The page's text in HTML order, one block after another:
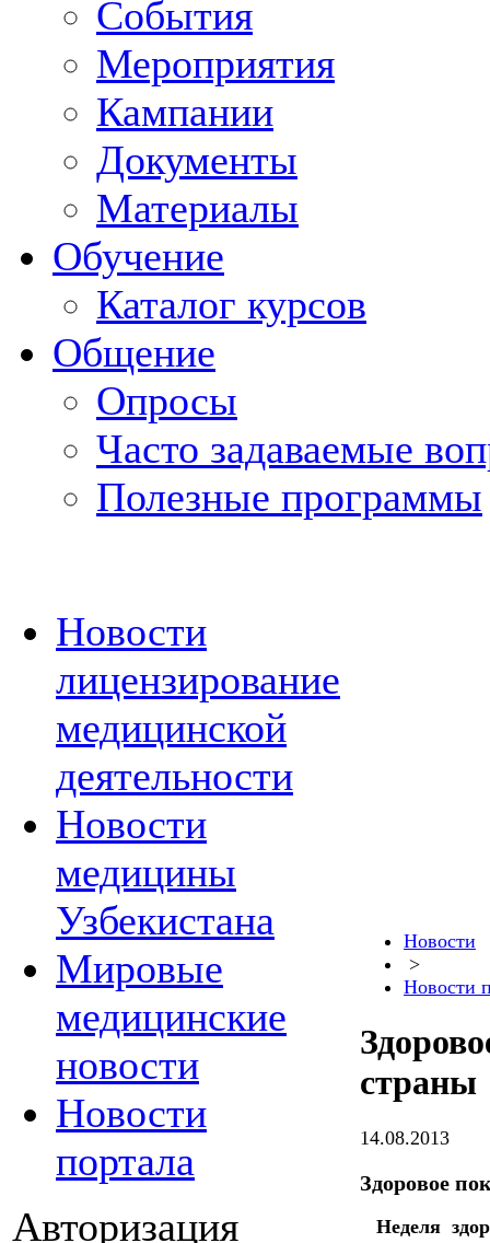
События
Мероприятия
Кампании
Документы
Материалы
Обучение
Каталог курсов
Общение
Опросы
Часто задаваемые
Полезные программы
Новости
лицензирование
медицинской
деятельности
Новости
медицины
Узбекистана
Мировые
медицинские
новости
Новости
портала
Авторизация
Новости
>
Новости
страны
14.08.2013
Здоровое
Неделя